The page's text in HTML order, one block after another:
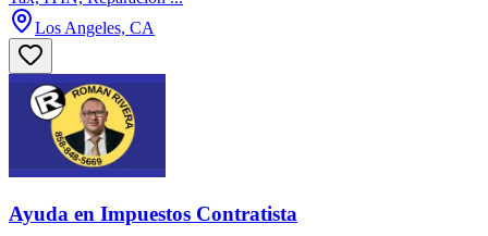
Los Angeles, CA
Ayuda en Impuestos Contratista